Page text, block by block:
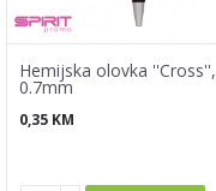
Hemijska olovka ''Cross'',
0.7mm
0,35 KM